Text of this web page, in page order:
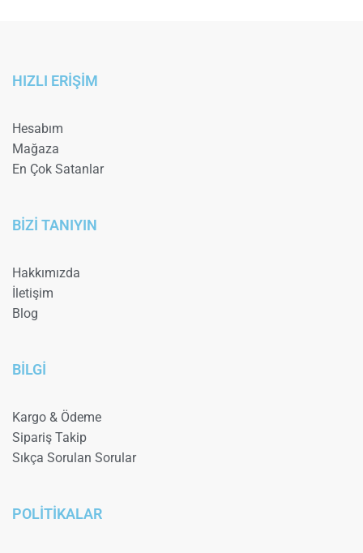
HIZLI ERİŞİM
Hesabım
Mağaza
En Çok Satanlar
BİZİ TANIYIN
Hakkımızda
İletişim
Blog
BİLGİ
Kargo & Ödeme
Sipariş Takip
Sıkça Sorulan Sorular
POLİTİKALAR